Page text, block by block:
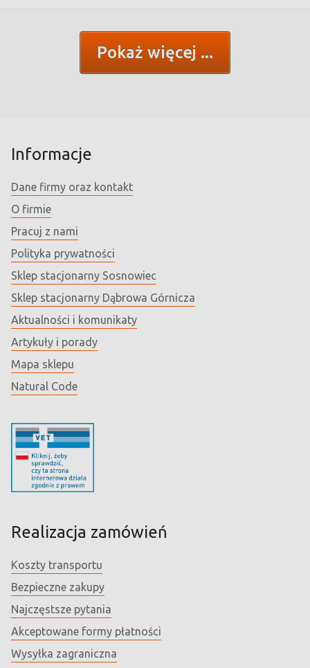
Pokaż więcej
Informacje
Dane firmy oraz kontakt
O firmie
Pracuj z nami
Polityka prywatności
Sklep stacjonarny Sosnowiec
Sklep stacjonarny Dąbrowa Górnicza
Aktualności i komunikaty
Artykuły i porady
Mapa sklepu
Natural Code
Realizacja zamówień
Koszty transportu
Bezpieczne zakupy
Najczęstsze pytania
Akceptowane formy płatności
Wysyłka zagraniczna